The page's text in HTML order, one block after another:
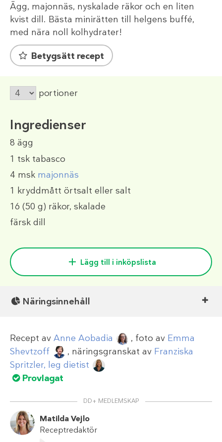
Ägg, majonnäs, nyskalade räkor och en liten
kvist dill. Bästa minirätten till helgens buffé,
med nära noll kolhydrater!
Betygsätt recept
portioner
Ingredienser
8 ägg
1 tsk tabasco
4 msk majonnäs
1 kryddmått örtsalt eller salt
16 (50 g) räkor, skalade
färsk dill
Lägg till i inköpslista
Näringsinnehåll
Recept av Anne Aobadia , foto av Emma
Shevtzoff
, näringsgranskat av Franziska
Spritzler, leg dietist
Provlagat
DD+ MEDLEMSKAP
Matilda Vejlo
Receptredaktör